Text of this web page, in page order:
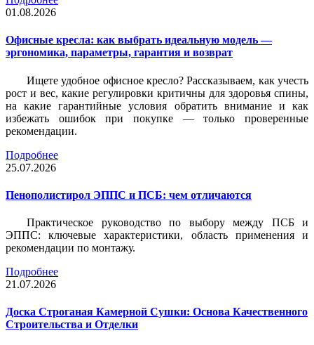
01.08.2026
Офисные кресла: как выбрать идеальную модель —
эргономика, параметры, гарантия и возврат
Ищете удобное офисное кресло? Рассказываем, как учесть
рост и вес, какие регулировки критичны для здоровья спины,
на какие гарантийные условия обратить внимание и как
избежать ошибок при покупке — только проверенные
рекомендации.
Подробнее
25.07.2026
Пенополистирол ЭППС и ПСБ: чем отличаются
Практическое руководство по выбору между ПСБ и
ЭППС: ключевые характеристики, область применения и
рекомендации по монтажу.
Подробнее
21.07.2026
Доска Строганая Камерной Сушки: Основа Качественного
Строительства и Отделки